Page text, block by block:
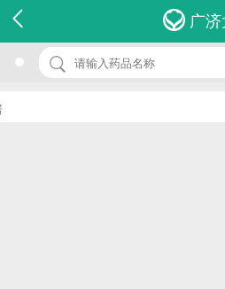
广
名 称：咳特灵久咳丸
品 牌：(延生)